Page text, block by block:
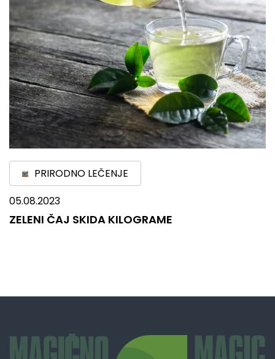
PRIRODNO LEČENJE
05.08.2023
ZELENI ČAJ SKIDA KILOGRAME